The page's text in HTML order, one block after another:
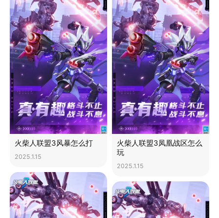
火柴人联盟3风暴怎么打
2025.1.15
火柴人联盟3凤凰战区怎么
玩
2025.1.15